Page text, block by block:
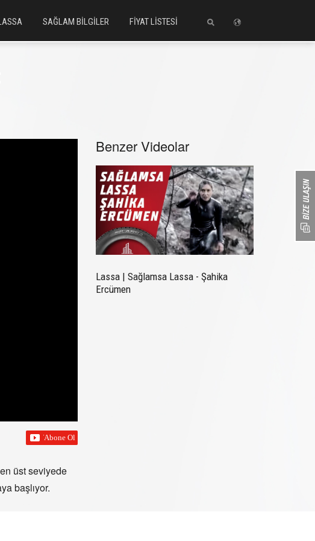
SAĞLAM BİLGİLER FİYAT LİSTESİ
üst seviyede
başlıyor.
Benzer Videolar
Lassa | Sağlamsa Lassa - Şahika
Ercümen